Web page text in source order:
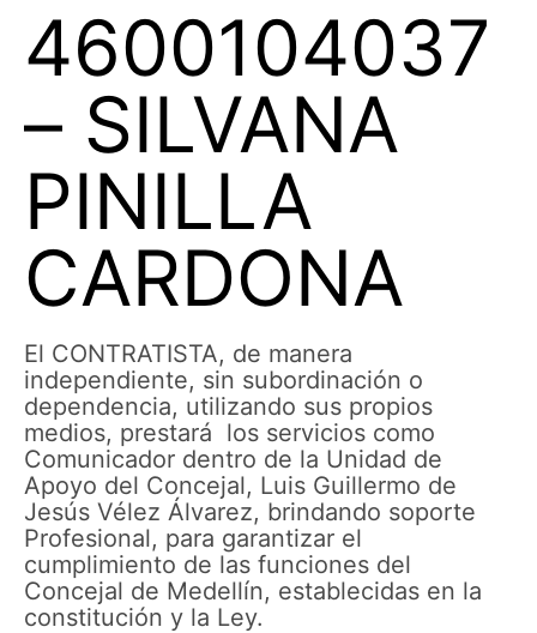
4600104037
– SILVANA
PINILLA
CARDONA
El CONTRATISTA, de manera
independiente, sin subordinación o
dependencia, utilizando sus propios
medios, prestará los servicios como
Comunicador dentro de la Unidad de
Apoyo del Concejal, Luis Guillermo de
Jesús Vélez Álvarez, brindando soporte
Profesional, para garantizar el
cumplimiento de las funciones del
Concejal de Medellín, establecidas en la
constitución y la Ley.